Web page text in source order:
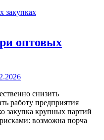
оптовых
снизить
работу предприятия
закупка крупных партий
возможна порча